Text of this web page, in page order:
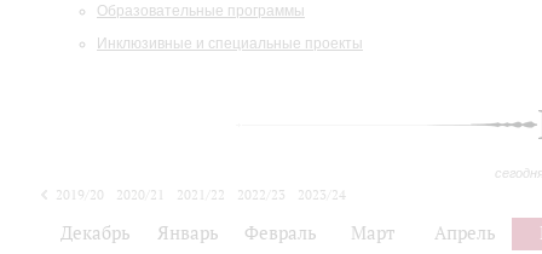
Образовательные программы
Инклюзивные и специальные проекты
2019/20 2020/21 2021/22 2022/23
2023/24
Декабрь Январь Февраль Март Апрель